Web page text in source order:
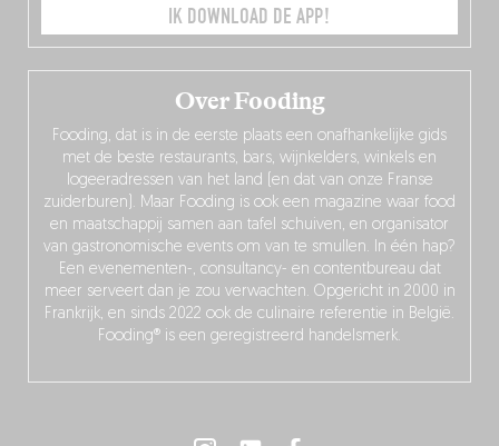
Over Fooding
Fooding, dat is in de eerste plaats een onafhankelijke gids
met de beste restaurants, bars, wijnkelders, winkels en
logeeradressen van het land (en dat van onze Franse
zuiderburen). Maar Fooding is ook een magazine waar food
en maatschappij samen aan tafel schuiven, en organisator
van gastronomische events om van te smullen. In één hap?
Een evenementen-, consultancy- en contentbureau dat
meer serveert dan je zou verwachten. Opgericht in 2000 in
Frankrijk, en sinds 2022 ook de culinaire referentie in België.
Fooding® is een geregistreerd handelsmerk.
IK DOWNLOAD DE APP!